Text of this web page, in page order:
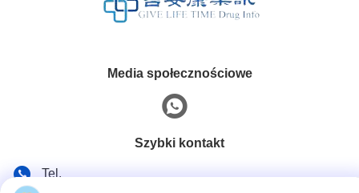
Media społecznościowe
Szybki kontakt
Tel.